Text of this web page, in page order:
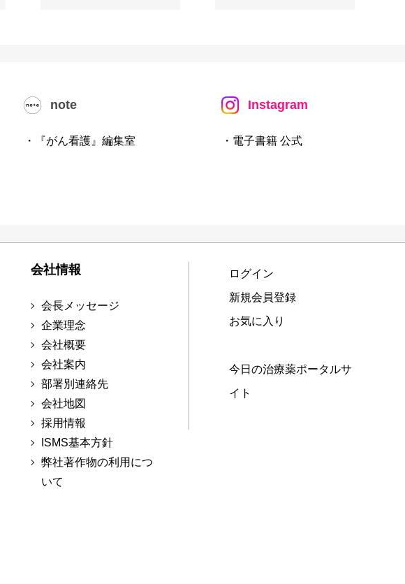
note
・『がん看護』編集室
Instagram
・電子書籍 公式
会社情報
会長メッセージ
企業理念
会社概要
会社案内
部署別連絡先
会社地図
採用情報
ISMS基本方針
弊社著作物の利用につ
いて
ログイン
新規会員登録
お気に入り
今日の治療薬ポータルサ
イト